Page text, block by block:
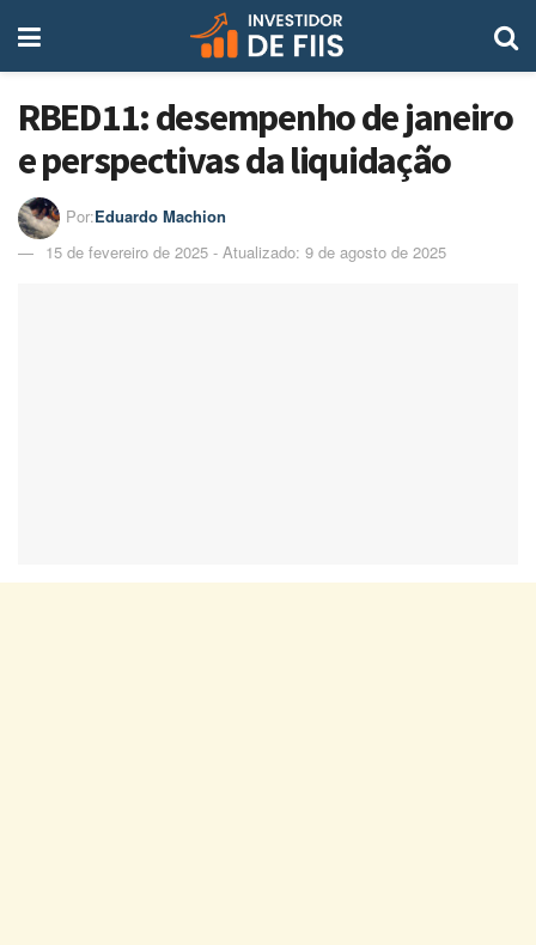
RBED11: desempenho de janeiro
e perspectivas da liquidação
Por:Eduardo Machion
15 de fevereiro de 2025 - Atualizado: 9 de agosto de 2025